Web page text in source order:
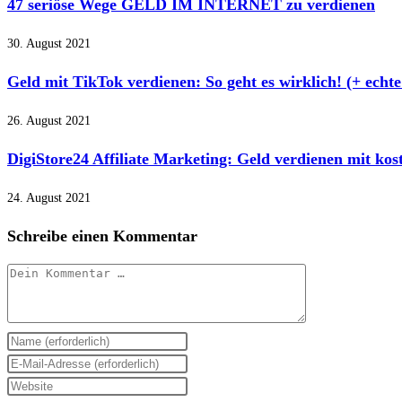
47 seriöse Wege GELD IM INTERNET zu verdienen
30. August 2021
Geld mit TikTok verdienen: So geht es wirklich! (+
26. August 2021
DigiStore24 Affiliate Marketing: Geld verdienen mit
24. August 2021
Schreibe einen Kommentar
Kommentar
Gib
deinen
Namen
Gib
deine
Gib